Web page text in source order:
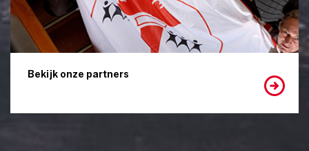
Bekijk onze partners